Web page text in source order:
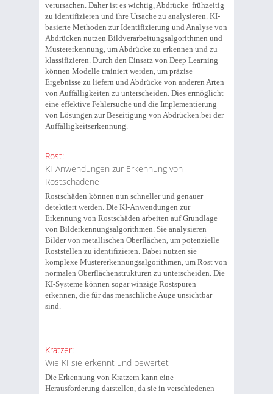
verursachen. Daher ist es wichtig, Abdrücke frühzeitig
zu identifizieren und ihre Ursache zu analysieren. KI-
basierte Methoden zur Identifizierung und Analyse von
Abdrücken nutzen Bildverarbeitungsalgorithmen und
Mustererkennung, um Abdrücke zu erkennen und zu
klassifizieren. Durch den Einsatz von Deep Learning
können Modelle trainiert werden, um präzise
Ergebnisse zu liefern und Abdrücke von anderen Arten
von Auffälligkeiten zu unterscheiden. Dies ermöglicht
eine effektive Fehlersuche und die Implementierung
von Lösungen zur Beseitigung von Abdrücken.bei der
Auffälligkeitserkennung.
Rost:
KI-Anwendungen zur Erkennung von
Rostschädene
Rostschäden können nun schneller und genauer
detektiert werden. Die KI-Anwendungen zur
Erkennung von Rostschäden arbeiten auf Grundlage
von Bilderkennungsalgorithmen. Sie analysieren
Bilder von metallischen Oberflächen, um potenzielle
Roststellen zu identifizieren. Dabei nutzen sie
komplexe Mustererkennungsalgorithmen, um Rost von
normalen Oberflächenstrukturen zu unterscheiden. Die
KI-Systeme können sogar winzige Rostspuren
erkennen, die für das menschliche Auge unsichtbar
sind.
Kratzer:
Wie KI sie erkennt und bewertet
Die Erkennung von Kratzern kann eine
Herausforderung darstellen, da sie in verschiedenen